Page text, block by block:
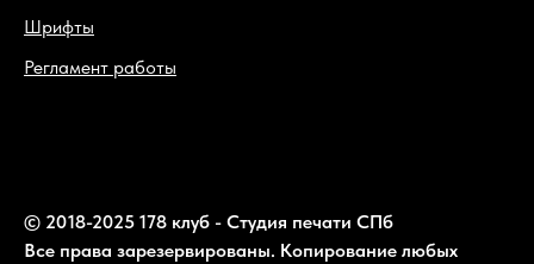
Шрифты
Регламент работы
© 2018-2025 178 клуб - Студия печати СПб
Все права зарезервированы. Копирование любых